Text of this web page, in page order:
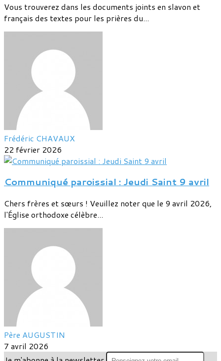
Vous trouverez dans les documents joints en slavon et
français des textes pour les prières du...
Frédéric CHAVAUX
22 février 2026
Communiqué paroissial : Jeudi Saint 9 avril
Chers frères et sœurs ! Veuillez noter que le 9 avril 2026,
l'Église orthodoxe célèbre...
Père AUGUSTIN
7 avril 2026